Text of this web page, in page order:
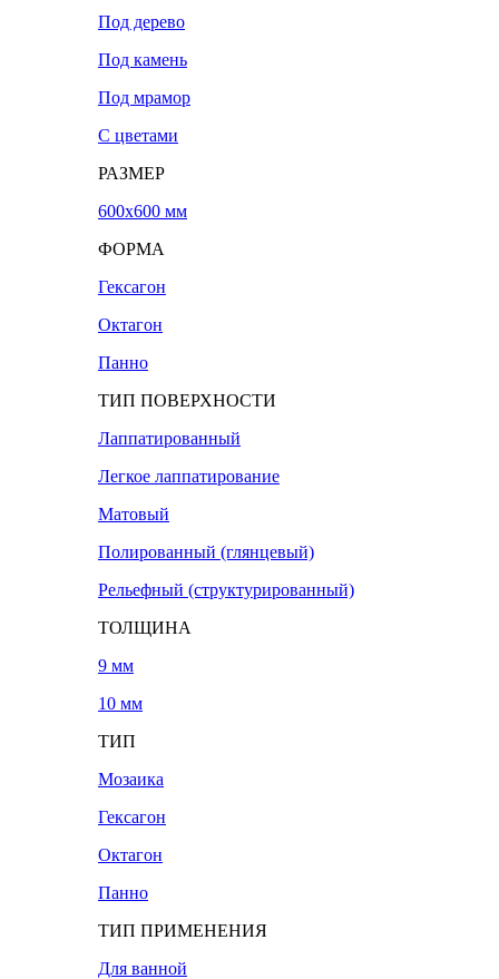
Под дерево
Под камень
Под мрамор
С цветами
РАЗМЕР
600х600 мм
ФОРМА
Гексагон
Октагон
Панно
ТИП ПОВЕРХНОСТИ
Лаппатированный
Легкое лаппатирование
Матовый
Полированный (глянцевый)
Рельефный (структурированный)
ТОЛЩИНА
9 мм
10 мм
ТИП
Мозаика
Гексагон
Октагон
Панно
ТИП ПРИМЕНЕНИЯ
Для ванной